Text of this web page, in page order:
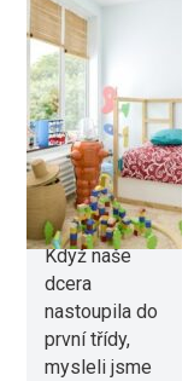
Chytré tipy,
jak zařídit
pokoj
malému
školákovi
2. 8. 2026
Když naše
dcera
nastoupila do
první třídy,
mysleli jsme